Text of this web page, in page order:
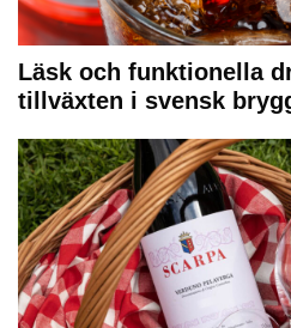
Läsk och funktionella
tillväxten i svensk